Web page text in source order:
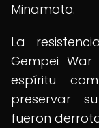
Minamoto.
La
Gempei
espíritu
preservar
fueron